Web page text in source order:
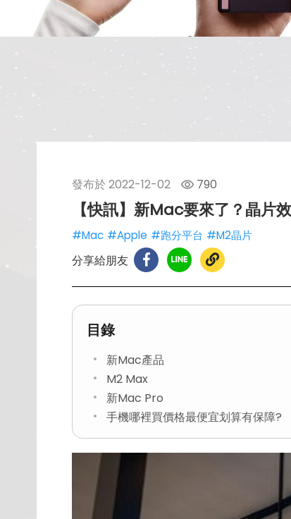
發布於 2022-12-02 790
【快訊】新Mac要來了？晶片
#Mac #Apple #跑分平台 #M2晶片
分享給朋友
目錄
新Mac產品
M2 Max
新Mac Pro
手機哪裡買價格最便宜划算有保障?